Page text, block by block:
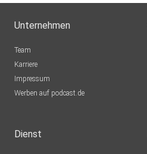
Unternehmen
Team
Karriere
Impressum
Werben auf podcast.de
Dienst